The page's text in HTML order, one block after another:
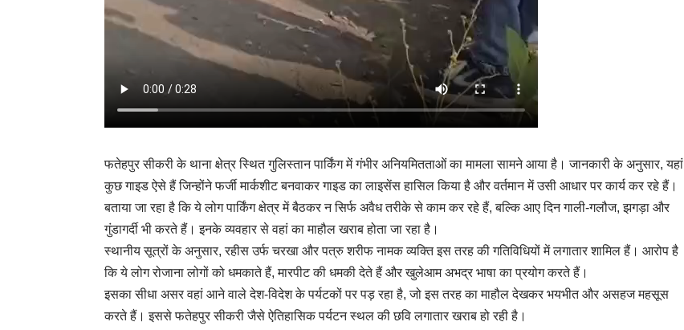
फतेहपुर सीकरी के थाना क्षेत्र स्थित गुलिस्तान पार्किंग में गंभीर अनियमितताओं का मामला सामने आया है। जानकारी के अनुसार, यहां
कुछ गाइड ऐसे हैं जिन्होंने फर्जी मार्कशीट बनवाकर गाइड का लाइसेंस हासिल किया है और वर्तमान में उसी आधार पर कार्य कर रहे हैं।
बताया जा रहा है कि ये लोग पार्किंग क्षेत्र में बैठकर न सिर्फ अवैध तरीके से काम कर रहे हैं, बल्कि आए दिन गाली-गलौज, झगड़ा और
गुंडागर्दी भी करते हैं। इनके व्यवहार से वहां का माहौल खराब होता जा रहा है।
स्थानीय सूत्रों के अनुसार, रहीस उर्फ चरखा और पत्रु शरीफ नामक व्यक्ति इस तरह की गतिविधियों में लगातार शामिल हैं। आरोप है
कि ये लोग रोजाना लोगों को धमकाते हैं, मारपीट की धमकी देते हैं और खुलेआम अभद्र भाषा का प्रयोग करते हैं।
इसका सीधा असर वहां आने वाले देश-विदेश के पर्यटकों पर पड़ रहा है, जो इस तरह का माहौल देखकर भयभीत और असहज महसूस
करते हैं। इससे फतेहपुर सीकरी जैसे ऐतिहासिक पर्यटन स्थल की छवि लगातार खराब हो रही है।